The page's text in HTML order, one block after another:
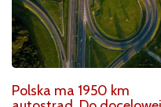
Polska ma 1950 km